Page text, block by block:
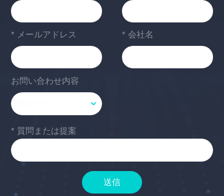
* メールアドレス * 会社名
お問い合わせ内容
* 質問または提案
送信